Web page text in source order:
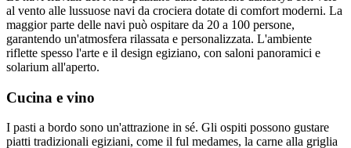
al vento alle lussuose navi da crociera dotate di comfort moderni. La
maggior parte delle navi può ospitare da 20 a 100 persone,
garantendo un'atmosfera rilassata e personalizzata. L'ambiente
riflette spesso l'arte e il design egiziano, con saloni panoramici e
solarium all'aperto.
Cucina e vino
I pasti a bordo sono un'attrazione in sé. Gli ospiti possono gustare
piatti tradizionali egiziani, come il ful medames, la carne alla griglia